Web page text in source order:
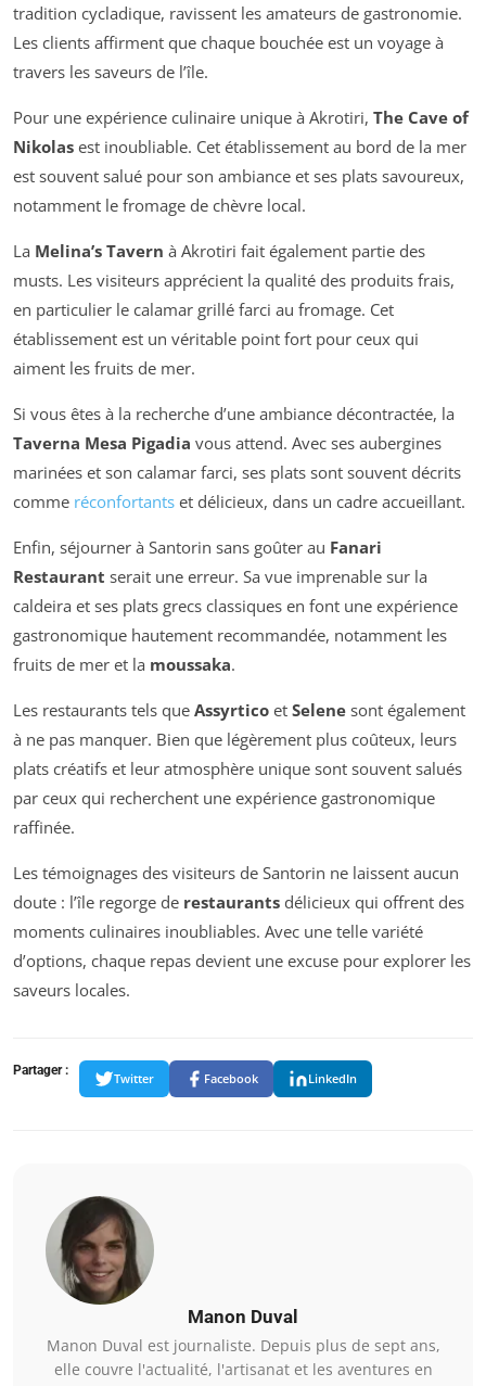
tradition cycladique, ravissent les amateurs de gastronomie.
Les clients affirment que chaque bouchée est un voyage à
travers les saveurs de l’île.
Pour une expérience culinaire unique à Akrotiri, The Cave of
Nikolas est inoubliable. Cet établissement au bord de la mer
est souvent salué pour son ambiance et ses plats savoureux,
notamment le fromage de chèvre local.
La Melina’s Tavern à Akrotiri fait également partie des
musts. Les visiteurs apprécient la qualité des produits frais,
en particulier le calamar grillé farci au fromage. Cet
établissement est un véritable point fort pour ceux qui
aiment les fruits de mer.
Si vous êtes à la recherche d’une ambiance décontractée, la
Taverna Mesa Pigadia vous attend. Avec ses aubergines
marinées et son calamar farci, ses plats sont souvent décrits
comme réconfortants et délicieux, dans un cadre accueillant.
Enfin, séjourner à Santorin sans goûter au Fanari
Restaurant serait une erreur. Sa vue imprenable sur la
caldeira et ses plats grecs classiques en font une expérience
gastronomique hautement recommandée, notamment les
fruits de mer et la moussaka.
Les restaurants tels que Assyrtico et Selene sont également
à ne pas manquer. Bien que légèrement plus coûteux, leurs
plats créatifs et leur atmosphère unique sont souvent salués
par ceux qui recherchent une expérience gastronomique
raffinée.
Les témoignages des visiteurs de Santorin ne laissent aucun
doute : l’île regorge de restaurants délicieux qui offrent des
moments culinaires inoubliables. Avec une telle variété
d’options, chaque repas devient une excuse pour explorer les
saveurs locales.
Partager :
Twitter Facebook LinkedIn
Manon Duval
Manon Duval est journaliste. Depuis plus de sept ans,
elle couvre l'actualité, l'artisanat et les aventures en